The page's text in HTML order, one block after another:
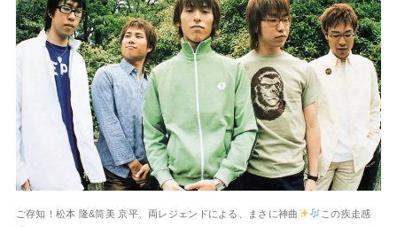
ご存知！松本 隆&筒美 京平、両レジェンドによる、まさに神曲
この疾走感